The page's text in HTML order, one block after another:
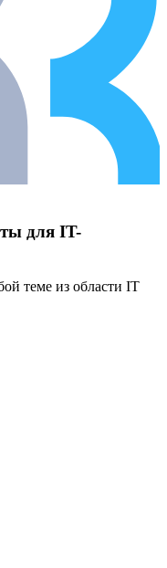
для IT-
теме из области IT